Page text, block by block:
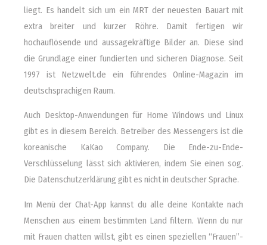
liegt. Es handelt sich um ein MRT der neuesten Bauart mit
extra breiter und kurzer Röhre. Damit fertigen wir
hochauflösende und aussagekräftige Bilder an. Diese sind
die Grundlage einer fundierten und sicheren Diagnose. Seit
1997 ist Netzwelt.de ein führendes Online-Magazin im
deutschsprachigen Raum.
Auch Desktop-Anwendungen für Home Windows und Linux
gibt es in diesem Bereich. Betreiber des Messengers ist die
koreanische KaKao Company. Die Ende-zu-Ende-
Verschlüsselung lässt sich aktivieren, indem Sie einen sog.
Die Datenschutzerklärung gibt es nicht in deutscher Sprache.
Im Menü der Chat-App kannst du alle deine Kontakte nach
Menschen aus einem bestimmten Land filtern. Wenn du nur
mit Frauen chatten willst, gibt es einen speziellen “Frauen”-